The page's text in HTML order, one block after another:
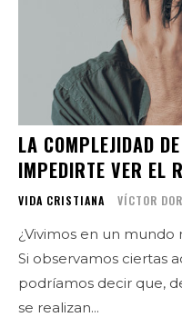
LA COMPLEJIDAD
IMPEDIRTE VER EL
VIDA CRISTIANA VÍCTOR
¿Vivimos en un
Si observamos ciertas
podríamos decir que,
se realizan...